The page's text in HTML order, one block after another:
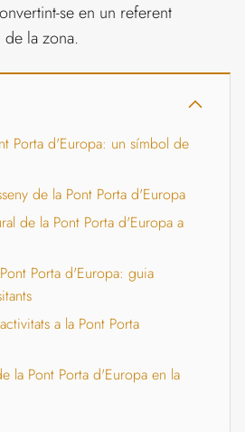
se en un referent
la zona.
Porta d'Europa: un símbol de
de la Pont Porta d'Europa
de la Pont Porta d'Europa a
Porta d'Europa: guia
a la Pont Porta
la Pont Porta d'Europa en la